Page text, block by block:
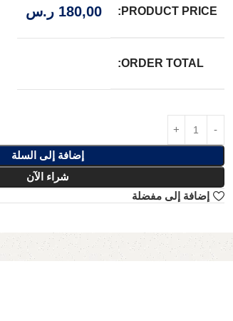
PRODUCT PRICE:
180,00 ر.س
ORDER TOTAL:
إضافة إلى السلة
شراء الآن
إضافة إلى مفضلة